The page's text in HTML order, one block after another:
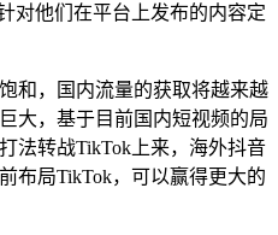
对他们在平台上发布的内容定
和，国内流量的获取将越来越
大，基于目前国内短视频的局
法转战TikTok上来，海外抖音
布局TikTok，可以赢得更大的